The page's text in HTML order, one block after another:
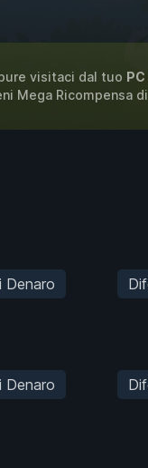
visitaci dal tuo PC
Mega Ricompensa
Denaro
Denaro